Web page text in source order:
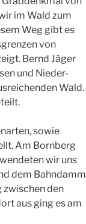
im Wald zum
Weg gibt es
von
Bernd Jäger
und Nieder-
Wald.
sowie
Am Bornberg
wir uns
dem Bahndamm
zwischen den
aus ging es am